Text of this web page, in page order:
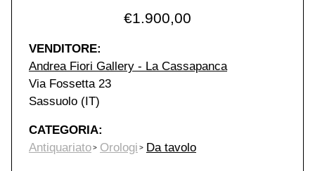
€1.900,00
VENDITORE:
Andrea Fiori Gallery - La Cassapanca
Via Fossetta 23
Sassuolo (IT)
CATEGORIA:
Antiquariato
Orologi Da tavolo